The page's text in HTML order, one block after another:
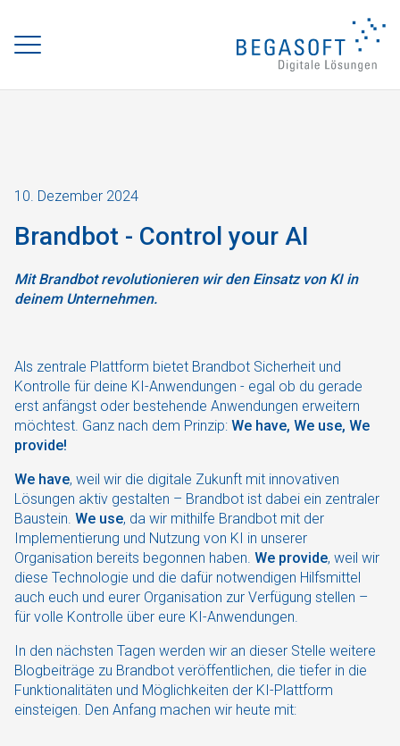
10. Dezember 2024
Brandbot - Control your AI
MitBrandbotrevolutionieren wir den Einsatz von KI in
deinem Unternehmen.
Als zentrale Plattform bietet Brandbot Sicherheit und
Kontrolle für deine KI-Anwendungen - egal ob du gerade
erst anfängst oder bestehende Anwendungen erweitern
möchtest. Ganz nach dem Prinzip: We have, We use, We
provide!
We have, weil wir die digitale Zukunft mit innovativen
Lösungen aktiv gestalten – Brandbot ist dabei ein zentraler
Baustein. We use, da wir mithilfe Brandbot mit der
Implementierung und Nutzung von KI in unserer
Organisation bereits begonnen haben. We provide, weil wir
diese Technologie und die dafür notwendigen Hilfsmittel
auch euch und eurer Organisation zur Verfügung stellen –
für volle Kontrolle über eure KI-Anwendungen.
In den nächsten Tagen werden wir an dieser Stelle weitere
Blogbeiträge zu Brandbot veröffentlichen, die tiefer in die
Funktionalitäten und Möglichkeiten der KI-Plattform
einsteigen. Den Anfang machen wir heute mit: